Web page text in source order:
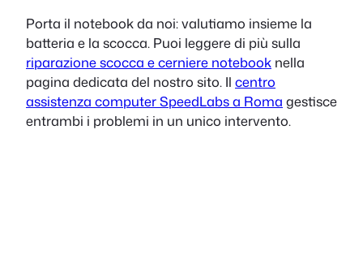
Porta il notebook da noi: valutiamo insieme la
batteria e la scocca. Puoi leggere di più sulla
riparazione scocca e cerniere notebook nella
pagina dedicata del nostro sito. Il centro
assistenza computer SpeedLabs a Roma gestisce
entrambi i problemi in un unico intervento.